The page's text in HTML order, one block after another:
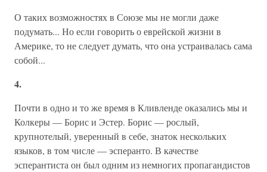
О таких возможностях в Союзе мы не могли даже
подумать... Но если говорить о еврейской жизни в
Америке, то не следует думать, что она устраивалась сама
собой...
4.
Почти в одно и то же время в Кливленде оказались мы и
Колкеры — Борис и Эстер. Борис — рослый,
крупнотелый, уверенный в себе, знаток нескольких
языков, в том числе — эсперанто. В качестве
эсперантиста он был одним из немногих пропагандистов